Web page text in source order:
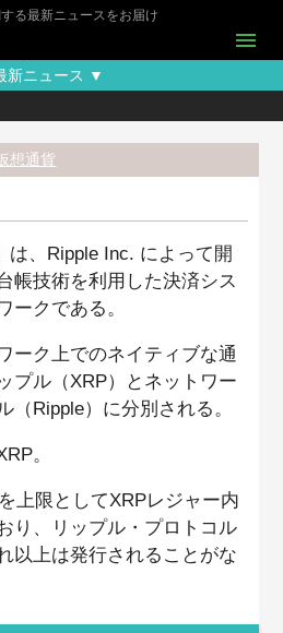
る最新ニュースをお届け
menu
新ニュース ▼
想通貨
は、Ripple Inc. によって開
帳技術を利用した決済シス
ークである。
ーク上でのネイティブな通
プル（XRP）とネットワー
（Ripple）に分別される。
。
上限としてXRPレジャー内
り、リップル・プロトコル
以上は発行されることがな